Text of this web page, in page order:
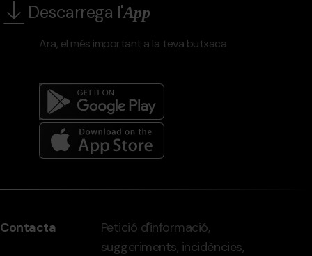
Descarrega l'App
Ara, el més important a la teva butxaca
del
-
Contacta
Petició d'informació,
suggeriments, incidències,